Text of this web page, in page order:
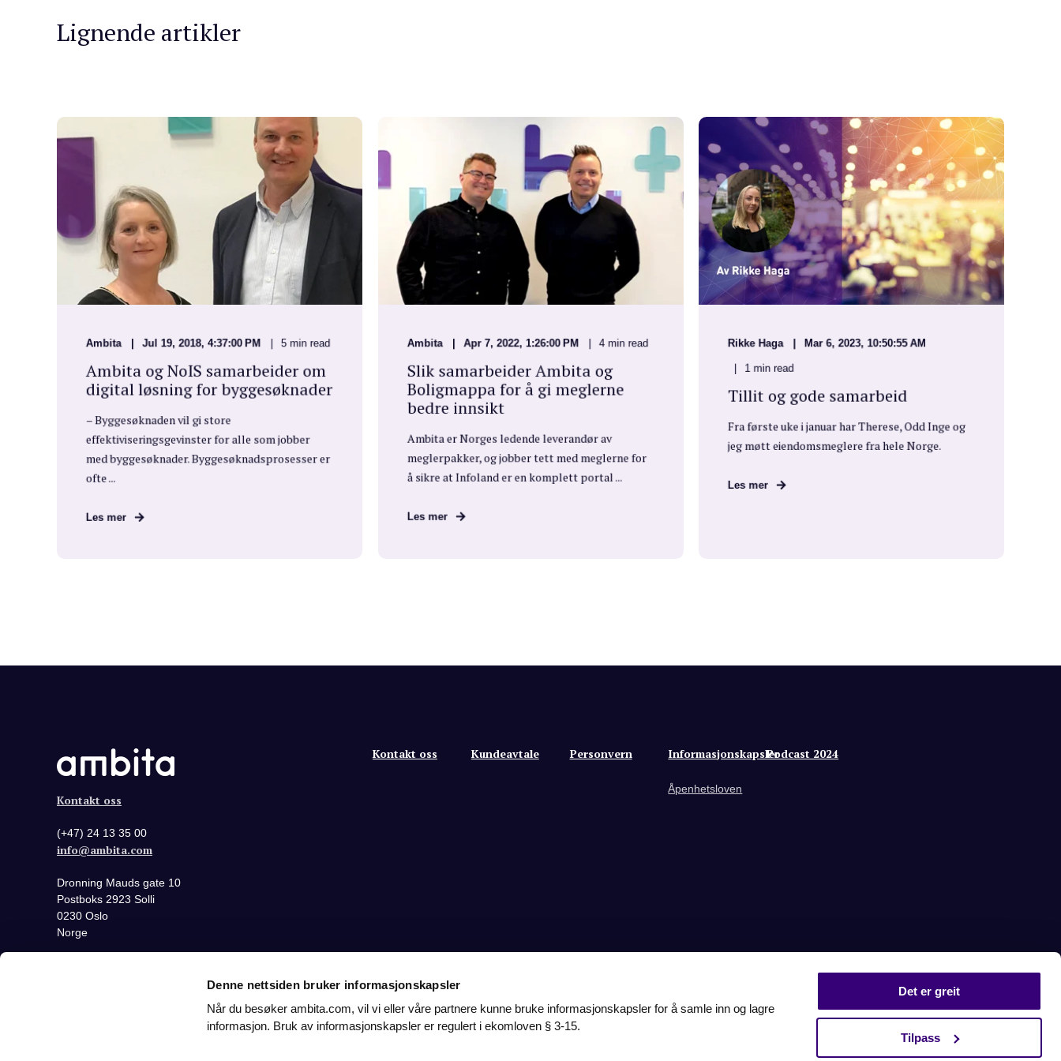
Denne nettsiden bruker informasjonskapsler
Når du besøker ambita.com, vil vi eller våre partnere kunne bruke informasjonskapsler for å samle inn og lagre
informasjon. Bruk av informasjonskapsler er regulert i ekomloven § 3-15.
Det er greit
Tilpass
Lignende artikler
Ambita Jul 19, 2018, 4:37:00 PM 5 min read
Ambita og NoIS samarbeider om
digital løsning for byggesøknader
– Byggesøknaden vil gi store
effektiviseringsgevinster for alle som jobber
med byggesøknader. Byggesøknadsprosesser er
ofte ...
Les mer
Ambita Apr 7, 2022, 1:26:00 PM 4 min read
Slik samarbeider Ambita og
Boligmappa for å gi meglerne
bedre innsikt
Ambita er Norges ledende leverandør av
meglerpakker, og jobber tett med meglerne for
å sikre at Infoland er en komplett portal ...
Les mer
Rikke Haga Mar 6, 2023, 10:50:55 AM
1 min read
Tillit og gode samarbeid
Fra første uke i januar har Therese, Odd Inge og
jeg møtt eiendomsmeglere fra hele Norge.
Les mer
Kontakt oss
(+47) 24 13 35 00
info@ambita.com
Dronning Mauds gate 10
Postboks 2923 Solli
0230 Oslo
Norge
Kontakt oss Kundeavtale Personvern Informasjonskapsler
Åpenhetsloven
Podcast 2024